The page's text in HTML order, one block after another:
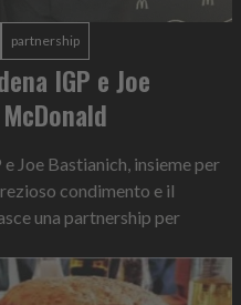
partnership
IGP e Joe
Joe Bastianich, insieme per
condimento e il
una partnership per